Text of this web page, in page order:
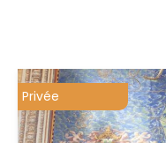
Privée